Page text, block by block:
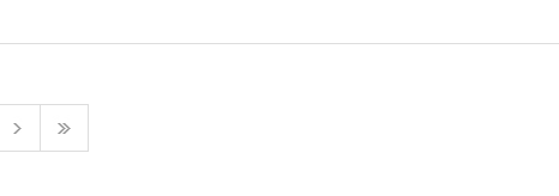
에게 실질적인 도움이 되길 바란다”며 “앞으로도 노동조합은 병원의 발